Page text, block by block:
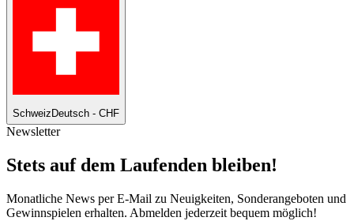
Schweiz Deutsch - CHF
Newsletter
Stets auf dem Laufenden bleiben!
Monatliche News per E-Mail zu Neuigkeiten, Sonderangeboten und
Gewinnspielen erhalten. Abmelden jederzeit bequem möglich!